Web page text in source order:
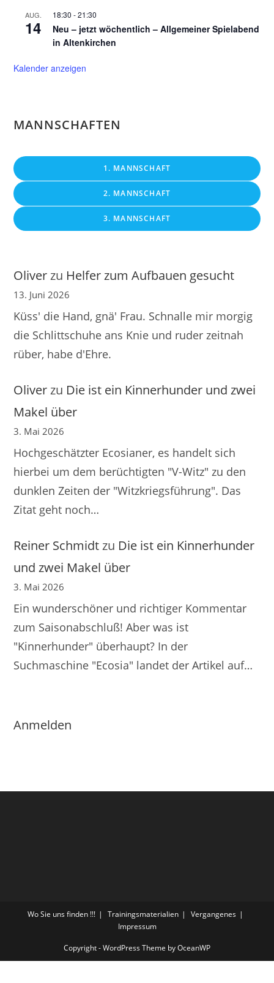
AUG.
14
18:30 -21:30
Neu – jetzt wöchentlich – Allgemeiner Spielabend
in Altenkirchen
Kalender anzeigen
MANNSCHAFTEN
1. MANNSCHAFT
2. MANNSCHAFT
3. MANNSCHAFT
Oliverzu Helfer zum Aufbauen gesucht
13. Juni 2026
Küss' die Hand, gnä' Frau. Schnalle mir morgig
die Schlittschuhe ans Knie und ruder zeitnah
rüber, habe d'Ehre.
Oliverzu Die ist ein Kinnerhunder und zwei
Makel über
3. Mai 2026
Hochgeschätzter Ecosianer, es handelt sich
hierbei um dem berüchtigten "V-Witz" zu den
dunklen Zeiten der "Witzkriegsführung". Das
Zitat geht noch…
Reiner Schmidtzu Die ist ein Kinnerhunder
und zwei Makel über
3. Mai 2026
Ein wunderschöner und richtiger Kommentar
zum Saisonabschluß! Aber was ist
"Kinnerhunder" überhaupt? In der
Suchmaschine "Ecosia" landet der Artikel auf…
Anmelden
Wo Sie uns finden !!! Trainingsmaterialien
Vergangenes
Impressum
Copyright - WordPress Theme by OceanWP